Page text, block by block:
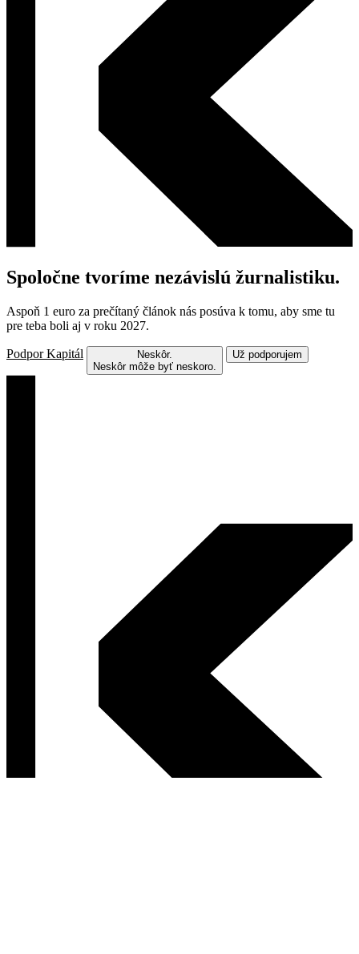
Spoločne tvoríme nezávislú žurnalistiku.
Aspoň 1 euro za prečítaný článok nás posúva k tomu, aby sme tu
pre teba boli aj v roku 2027.
Podpor Kapitál
Neskôr.
Neskôr môže byť neskoro.
Už podporujem